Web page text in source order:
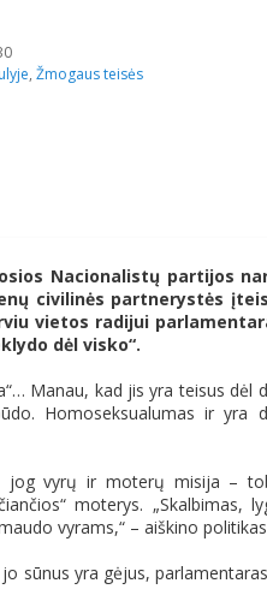
, Žmogaus teisės
Nacionalistų partijos
civilinės partnerystės
vietos radijui
dėl visko“.
Manau, kad jis yra teisus dėl
Homoseksualumas ir yra
vyrų ir moterų misija –
moterys. „Skalbimas,
vyrams,“ – aiškino
sūnus yra gėjus,